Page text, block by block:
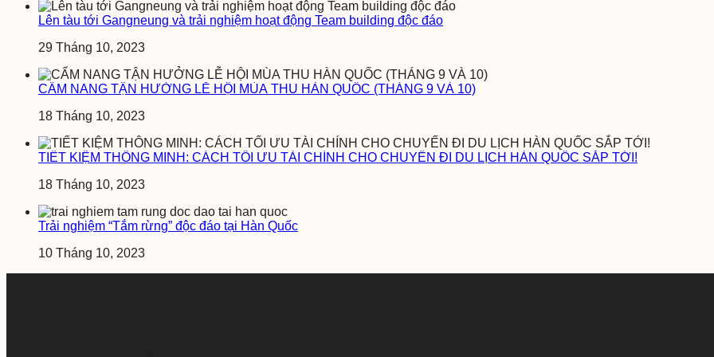
Lên tàu tới Gangneung và trải nghiệm hoạt động Team building độc đáo
29 Tháng 10, 2023
CẨM NANG TẬN HƯỞNG LỄ HỘI MÙA THU HÀN QUỐC (THÁNG 9 VÀ 10)
18 Tháng 10, 2023
TIẾT KIỆM THÔNG MINH: CÁCH TỐI ƯU TÀI CHÍNH CHO CHUYẾN ĐI DU LỊCH HÀN QUỐC SẮP TỚI!
18 Tháng 10, 2023
Trải nghiệm “Tắm rừng” độc đáo tại Hàn Quốc
10 Tháng 10, 2023